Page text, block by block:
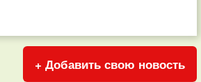
+ Добавить свою новость